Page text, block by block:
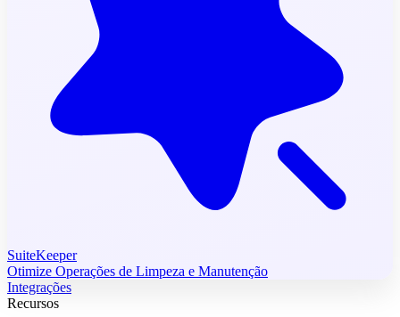
SuiteKeeper
Otimize Operações de Limpeza e Manutenção
Integrações
Recursos